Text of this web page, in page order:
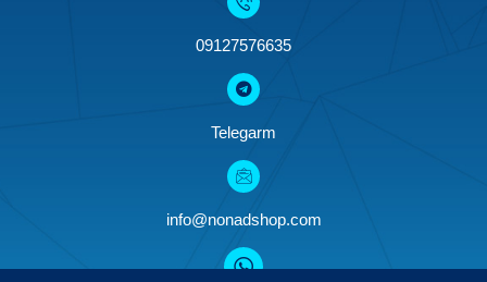
09127576635
Telegarm
info@nonadshop.com